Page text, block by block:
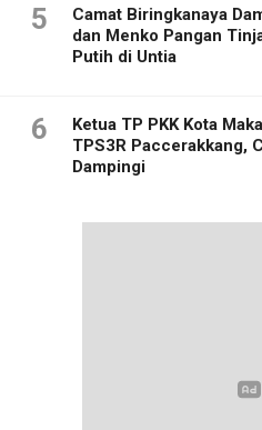
5
Camat Biringkanaya
dan Menko Pangan
Putih di Untia
6
Ketua TP PKK Kota
TPS3R Paccerakkang,
Dampingi